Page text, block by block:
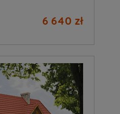
6 640 zł